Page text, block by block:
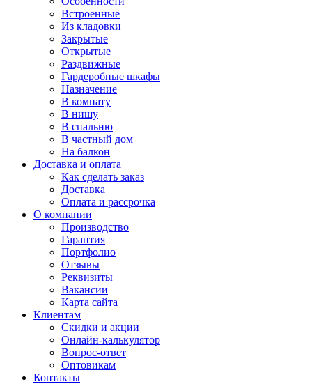
Встроенные
Из кладовки
Закрытые
Открытые
Раздвижные
Гардеробные шкафы
Назначение
В комнату
В нишу
В спальню
В частный дом
На балкон
Доставка и оплата
Как сделать заказ
Доставка
Оплата и рассрочка
О компании
Производство
Гарантия
Портфолио
Отзывы
Реквизиты
Вакансии
Карта сайта
Клиентам
Скидки и акции
Онлайн-калькулятор
Вопрос-ответ
Оптовикам
Контакты